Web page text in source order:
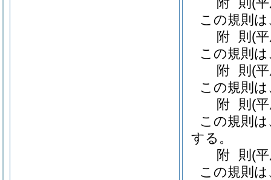
この規則
附 則 (
この規則
附 則 (
この規則
附 則 (
この規則
する。
附 則 (
この規則